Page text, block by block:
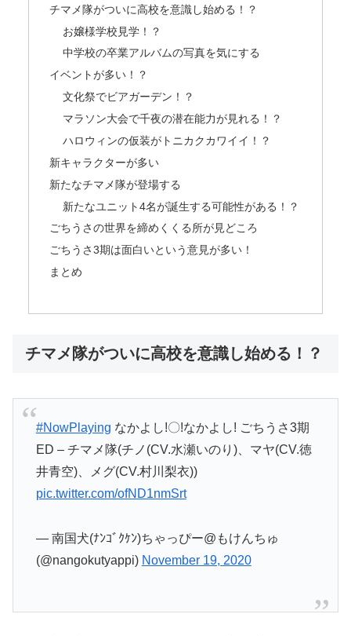
チマメ隊がついに高校を意識し始める！？
お嬢様学校見学！？
中学校の卒業アルバムの写真を気にする
イベントが多い！？
文化祭でビアガーデン！？
マラソン大会で千夜の潜在能力が見れる！？
ハロウィンの仮装がトニカクカワイイ！？
新キャラクターが多い
新たなチマメ隊が登場する
新たなユニット4名が誕生する可能性がある！？
ごちうさの世界を締めくくる所が見どころ
ごちうさ3期は面白いという意見が多い！
まとめ
チマメ隊がついに高校を意識し始める！？
#NowPlaying なかよし!〇!なかよし! ごちうさ3期
ED – チマメ隊(チノ(CV.水瀬いのり)、マヤ(CV.徳
井青空)、メグ(CV.村川梨衣))
pic.twitter.com/ofND1nmSrt
— 南国犬(ﾅﾝｺﾞｸｹﾝ)ちゃっぴー@もけんちゅ
(@nangokutyappi) November 19, 2020